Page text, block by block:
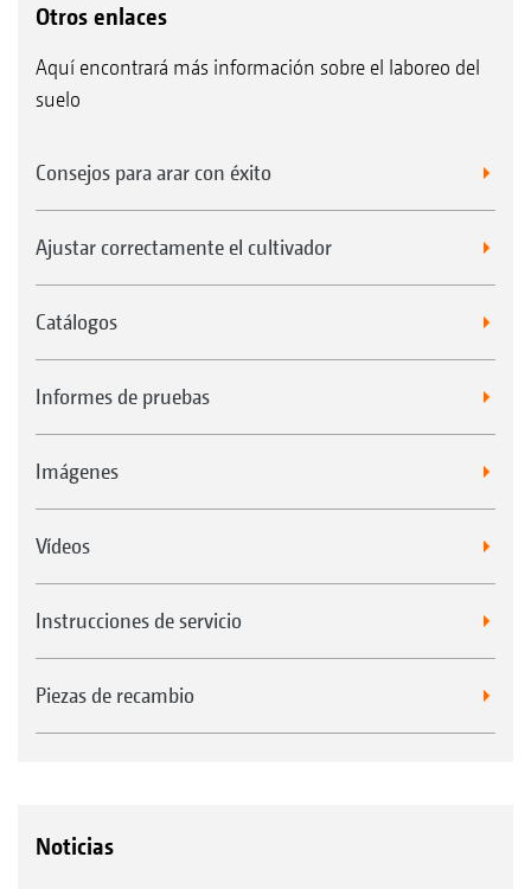
Otros enlaces
Aquí encontrará más información sobre el laboreo del
suelo
Consejos para arar con éxito
Ajustar correctamente el cultivador
Catálogos
Informes de pruebas
Imágenes
Vídeos
Instrucciones de servicio
Piezas de recambio
Noticias